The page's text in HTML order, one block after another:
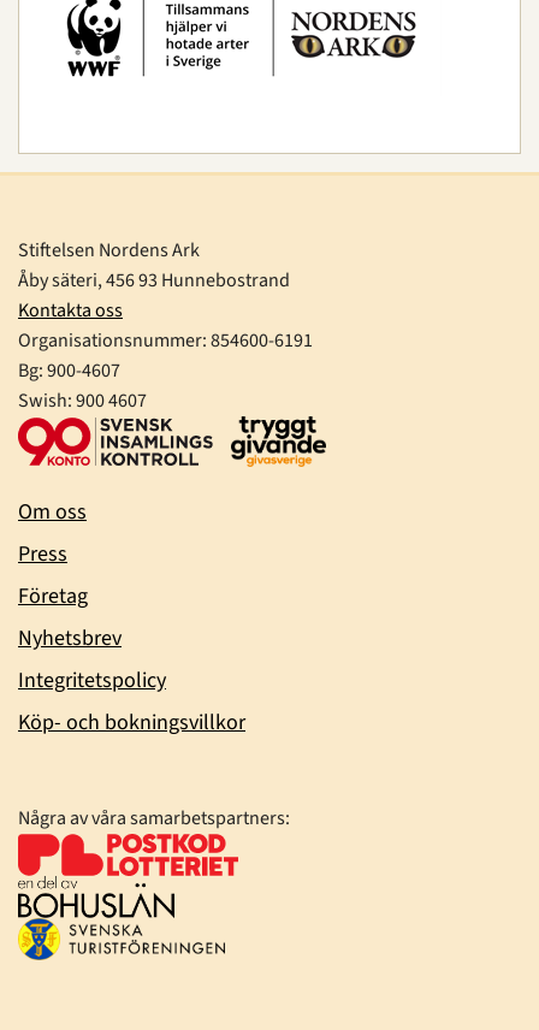
Stiftelsen Nordens Ark
Åby säteri, 456 93 Hunnebostrand
Kontakta oss
Organisationsnummer:854600-6191
Bg: 900-4607
Swish: 900 4607
Om oss
Press
Företag
Nyhetsbrev
Integritetspolicy
Köp- och bokningsvillkor
Några av våra samarbetspartners: